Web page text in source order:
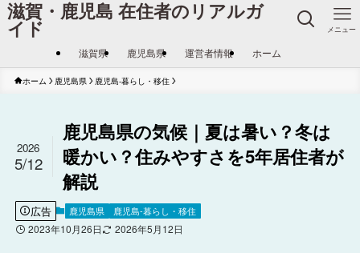
滋賀・鹿児島 在住者のリアルガ
イド メニュー
滋賀県 鹿児島県 運営者情報 ホーム
ホーム 鹿児島県 鹿児島-暮らし・移住
鹿児島県の気候｜夏は暑い？冬は
暖かい？住みやすさを5年居住者が
解説
2026
5/12
広告 鹿児島県 鹿児島-暮らし・移住
2023年10月26日 2026年5月12日